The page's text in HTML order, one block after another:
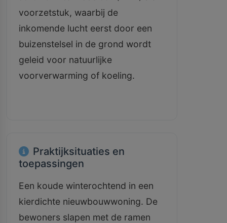
voorzetstuk, waarbij de
inkomende lucht eerst door een
buizenstelsel in de grond wordt
geleid voor natuurlijke
voorverwarming of koeling.
Praktijksituaties en
toepassingen
Een koude winterochtend in een
kierdichte nieuwbouwwoning. De
bewoners slapen met de ramen